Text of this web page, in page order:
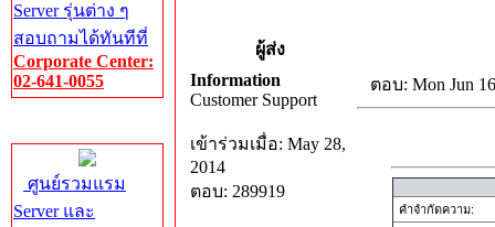
Server รุ่นต่าง ๆ
สอบถามได้ทันทีที่
Corporate Center:
02-641-0055
ศูนย์รวมแรม
Server และ
ผู้ส่ง
Information
Customer Support
เข้าร่วมเมื่อ: May 28,
2014
ตอบ: 289919
ตอบ: Mon Jun
คำจำกัดความ: